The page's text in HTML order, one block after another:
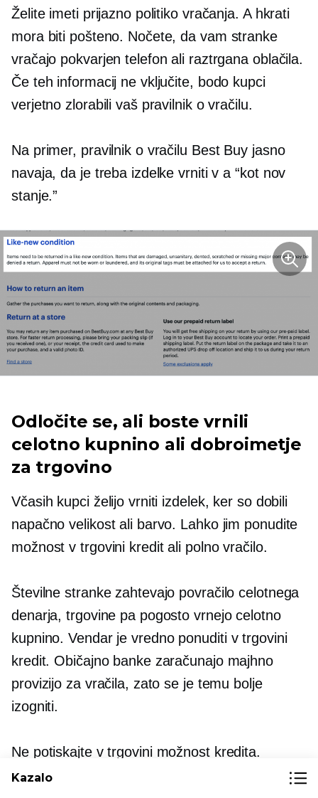
Želite imeti prijazno politiko vračanja. A hkrati
mora biti pošteno. Nočete, da vam stranke
vračajo pokvarjen telefon ali raztrgana oblačila.
Če teh informacij ne vključite, bodo kupci
verjetno zlorabili vaš pravilnik o vračilu.
Na primer, pravilnik o vračilu Best Buy jasno
navaja, da je treba izdelke vrniti v a“kot nov
stanje.”
Odločite se, ali boste vrnili
celotno kupnino ali dobroimetje
za trgovino
Včasih kupci želijo vrniti izdelek, ker so dobili
napačno velikost ali barvo. Lahko jim ponudite
možnostv trgovini kredit ali polno vračilo.
Številne stranke zahtevajo povračilo celotnega
denarja, trgovine pa pogosto vrnejo celotno
kupnino. Vendar je vredno ponuditi v trgovini
kredit. Običajno banke zaračunajo majhno
provizijo za vračila, zato se je temu bolje
izogniti.
Ne potiskajte v trgovinimožnost kredita.
Namesto tega vljudno vprašajte stranke, ali
Kazalo